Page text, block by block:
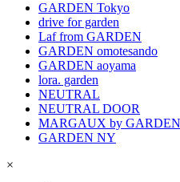
GARDEN Tokyo
drive for garden
Laf from GARDEN
GARDEN omotesando
GARDEN aoyama
lora. garden
NEUTRAL
NEUTRAL DOOR
MARGAUX by GARDEN
GARDEN NY
×